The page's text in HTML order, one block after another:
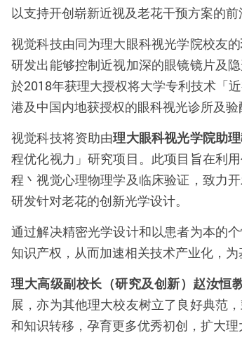
以支持开创崭新近视及老花干预方案的
视觉科技由同为理大眼科视光学院校友的
研发出能够控制近视加深的眼镜镜片及
於2018年获理大授权将大学专利技术「
港及中国内地获授权的眼科视光诊所及验
视觉科技将资助由理大眼科视光学院助
程优化视力」研究项目。此项目旨在利
程丶视觉心理物理学及临床验证，致力
研发针对老花的创新光学设计。
通过解决精密光学设计和以患者为本的
知识产权，从而加速相关技术产业化，
理大高级副校长（研究及创新）赵汝恒
展，亦为其他理大校友树立了良好典范
和知识转移，孕育更多优秀初创，扩大理